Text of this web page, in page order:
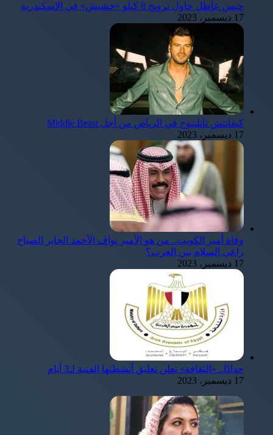
حبس عاطل حاول ترويج 8 كيلو «حشيش» في الإسكندرية
17 ديسمبر، 2023
كيفانتش تاتليتوج في الرياض من أجل Middle Beast
17 ديسمبر، 2023
وفاة أمير الكويت.. من هو الأمير نواف الأحمد الجابر الصباح
راعي السلام بين العرب؟
17 ديسمبر، 2023
حدادًا.. «الثقافة» تعلن تعليق أنشطتها الفنية لـ3 أيام
17 ديسمبر، 2023